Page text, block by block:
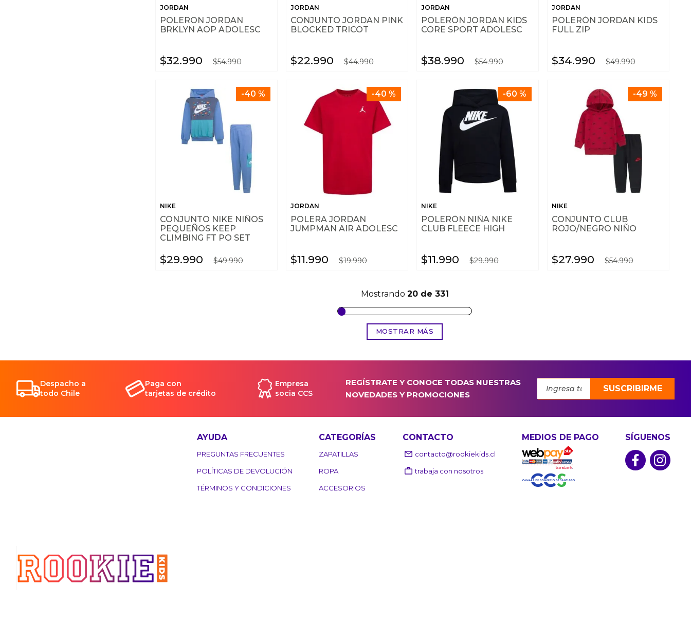
JORDAN
POLERON JORDAN
BRKLYN AOP ADOLESC
$32.990 $54.990
JORDAN
CONJUNTO JORDAN PINK
BLOCKED TRICOT
$22.990 $44.990
JORDAN
POLERÓN JORDAN KIDS
CORE SPORT ADOLESC
$38.990 $54.990
JORDAN
POLERÓN JORDAN KIDS
FULL ZIP
$34.990 $49.990
-40 %
NIKE
CONJUNTO NIKE NIÑOS
PEQUEÑOS KEEP
CLIMBING FT PO SET
$29.990 $49.990
-40 %
JORDAN
POLERA JORDAN
JUMPMAN AIR ADOLESC
$11.990 $19.990
-60 %
NIKE
POLERÓN NIÑA NIKE
CLUB FLEECE HIGH
$11.990 $29.990
-49 %
NIKE
CONJUNTO CLUB
ROJO/NEGRO NIÑO
$27.990 $54.990
Mostrando 20 de 331
MOSTRAR MÁS
Despacho a
todo Chile
Paga con
tarjetas de crédito
Empresa
socia CCS
REGÍSTRATE Y CONOCE TODAS NUESTRAS
NOVEDADES Y PROMOCIONES
SUSCRIBIRME
AYUDA
PREGUNTAS FRECUENTES
POLÍTICAS DE DEVOLUCIÓN
TÉRMINOS Y CONDICIONES
CATEGORÍAS
ZAPATILLAS
ROPA
ACCESORIOS
CONTACTO
contacto@rookiekids.cl
trabaja con nosotros
MEDIOS DE PAGO SÍGUENOS